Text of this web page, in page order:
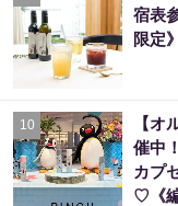
宿表
限定》
10
【オ
催中
カプ
♡《